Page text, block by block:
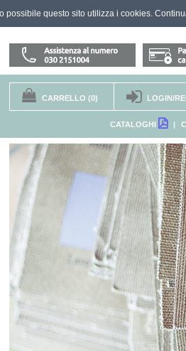
possibile questo sito utilizza i cookies.
CARRELLO (0) LOGIN/
CATALOGHI |